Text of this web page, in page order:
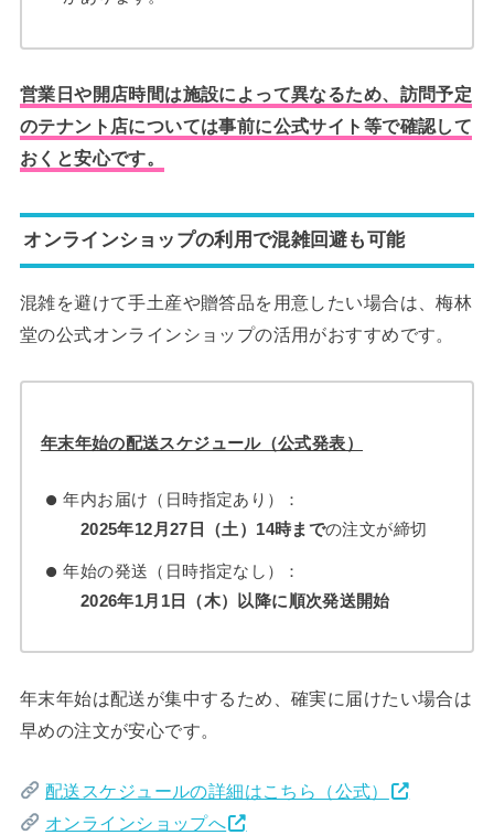
営業日や開店時間は施設によって異なるため、訪問予定
のテナント店については事前に公式サイト等で確認して
おくと安心です。
オンラインショップの利用で混雑回避も可能
混雑を避けて手土産や贈答品を用意したい場合は、梅林
堂の公式オンラインショップの活用がおすすめです。
年末年始の配送スケジュール（公式発表）
年内お届け（日時指定あり）：
2025年12月27日（土）14時までの注文が締切
年始の発送（日時指定なし）：
2026年1月1日（木）以降に順次発送開始
年末年始は配送が集中するため、確実に届けたい場合は
早めの注文が安心です。
配送スケジュールの詳細はこちら（公式）
オンラインショップへ